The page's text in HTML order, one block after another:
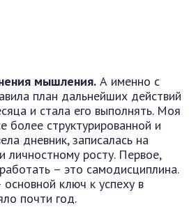
мышления. А именно с
план дальнейших действий
и стала его выполнять. Моя
более структурированной и
дневник, записалась на
личностному росту. Первое,
– это самодисциплина.
ключ к успеху в
почти год.